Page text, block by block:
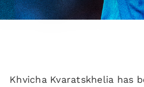
Khvicha Kvaratskhelia has